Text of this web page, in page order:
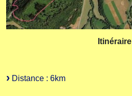
Itinéraire
Distance : 6km